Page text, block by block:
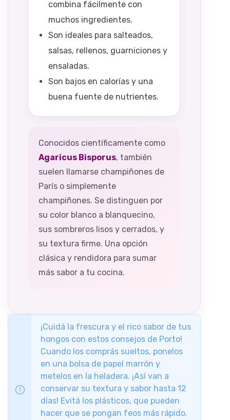
combina fácilmente con
muchos ingredientes.
Son ideales para salteados,
salsas, rellenos, guarniciones y
ensaladas.
Son bajos en calorías y una
buena fuente de nutrientes.
Conocidos científicamente como
Agaricus Bisporus, también
suelen llamarse champiñones de
París o simplemente
champiñones. Se distinguen por
su color blanco a blanquecino,
sus sombreros lisos y cerrados, y
su textura firme. Una opción
clásica y rendidora para sumar
más sabor a tu cocina.
¡Cuidá la frescura y el rico sabor de tus
hongos con estos consejos de Porto!
Cuando los comprás sueltos, ponelos
en una bolsa de papel marrón y
metelos en la heladera. ¡Así van a
conservar su textura y sabor hasta 12
días! Evitá los plásticos, que pueden
hacer que se pongan feos más rápido.